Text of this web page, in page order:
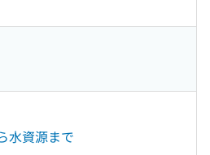
水資源まで